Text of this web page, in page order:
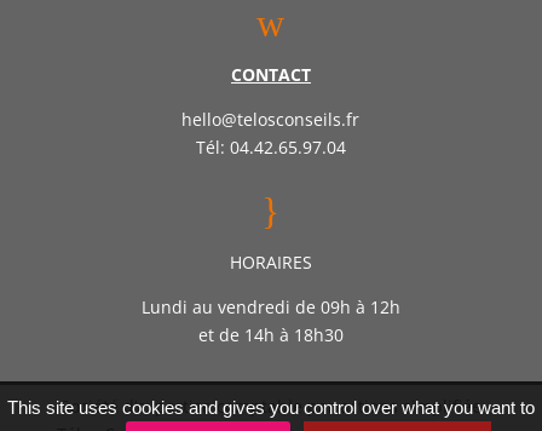
w
CONTACT
hello@telosconseils.fr
Tél: 04.42.65.97.04
}
HORAIRES
Lundi au vendredi de 09h à 12h
et de 14h à 18h30
Société d’expertise comptable par actions simplifiée
This site uses cookies and gives you control over what you want to